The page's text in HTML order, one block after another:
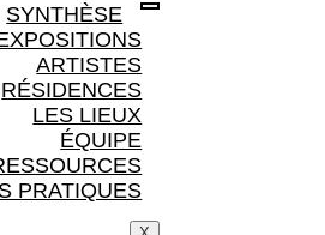
SYNTHÈSE
ARTISTES
RÉSIDENCES
LES LIEUX
ÉQUIPE
PRATIQUES